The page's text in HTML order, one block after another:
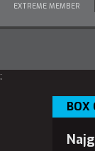
EXTREME MEMBER
;
BOX